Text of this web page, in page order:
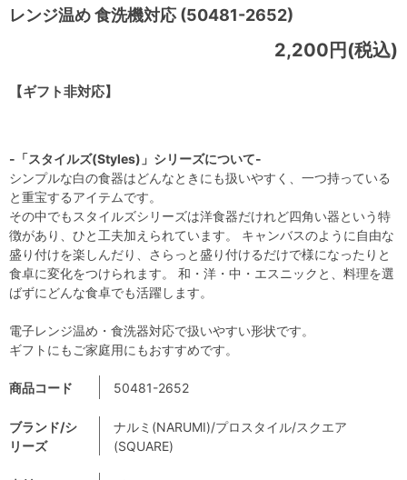
レンジ温め 食洗機対応 (50481-2652)
【ギフト非対応】
2,200円(税込)
商品コード 50481-2652
ブランド/シ
リーズ
ナルミ(NARUMI)/プロスタイル/スクエア
(SQUARE)
-「スタイルズ(Styles)」シリーズについて-
シンプルな白の食器はどんなときにも扱いやすく、一つ持っている
と重宝するアイテムです。
その中でもスタイルズシリーズは洋食器だけれど四角い器という特
徴があり、ひと工夫加えられています。 キャンバスのように自由な
盛り付けを楽しんだり、さらっと盛り付けるだけで様になったりと
食卓に変化をつけられます。 和・洋・中・エスニックと、料理を選
ばずにどんな食卓でも活躍します。
電子レンジ温め・食洗器対応で扱いやすい形状です。
ギフトにもご家庭用にもおすすめです。